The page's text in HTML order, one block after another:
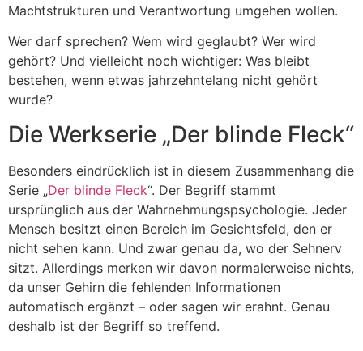
Machtstrukturen und Verantwortung umgehen wollen.
Wer darf sprechen? Wem wird geglaubt? Wer wird
gehört? Und vielleicht noch wichtiger: Was bleibt
bestehen, wenn etwas jahrzehntelang nicht gehört
wurde?
Die Werkserie „Der blinde Fleck“
Besonders eindrücklich ist in diesem Zusammenhang die
Serie „Der blinde Fleck“. Der Begriff stammt
ursprünglich aus der Wahrnehmungspsychologie. Jeder
Mensch besitzt einen Bereich im Gesichtsfeld, den er
nicht sehen kann. Und zwar genau da, wo der Sehnerv
sitzt. Allerdings merken wir davon normalerweise nichts,
da unser Gehirn die fehlenden Informationen
automatisch ergänzt – oder sagen wir erahnt. Genau
deshalb ist der Begriff so treffend.